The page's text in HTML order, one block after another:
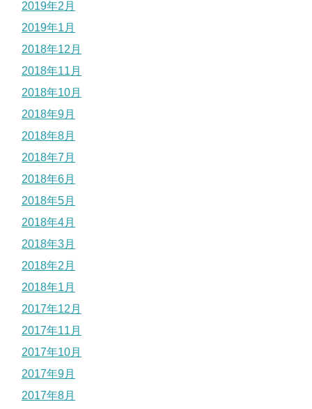
2019年2月
2019年1月
2018年12月
2018年11月
2018年10月
2018年9月
2018年8月
2018年7月
2018年6月
2018年5月
2018年4月
2018年3月
2018年2月
2018年1月
2017年12月
2017年11月
2017年10月
2017年9月
2017年8月